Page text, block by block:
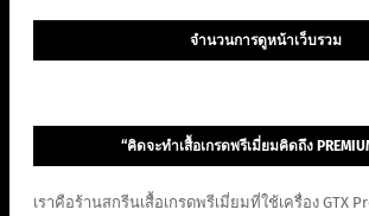
จำนวนการดูหน้าเว็บรวม
“คิดจะทำเสื้อเกรดพรีเมี่ยมคิดถึง
เราคือร้านสกรีนเสื้อเกรดพรีเมี่ยมที่ใช้เครื่อง GTX